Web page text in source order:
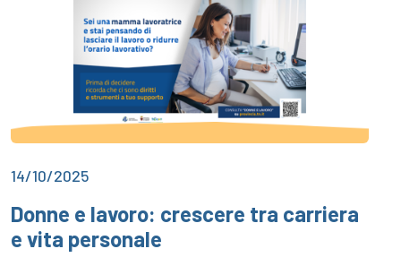
14/10/2025
Donne e lavoro: crescere tra carriera
e vita personale